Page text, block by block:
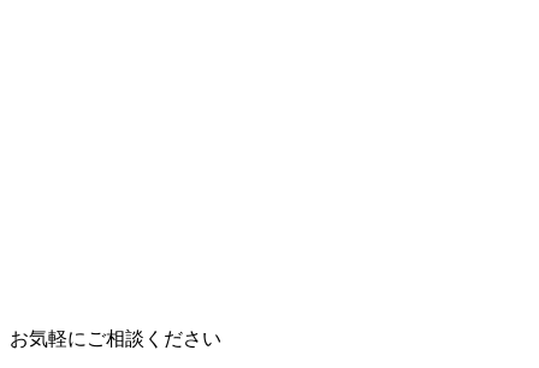
お気軽にご相談ください